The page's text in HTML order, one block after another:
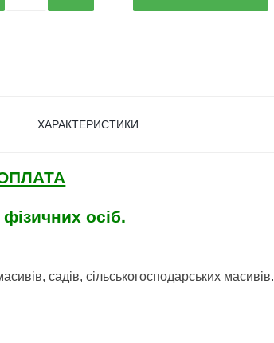
ХАРАКТЕРИСТИКИ
осіб.
садів, сільськогосподарських масивів.